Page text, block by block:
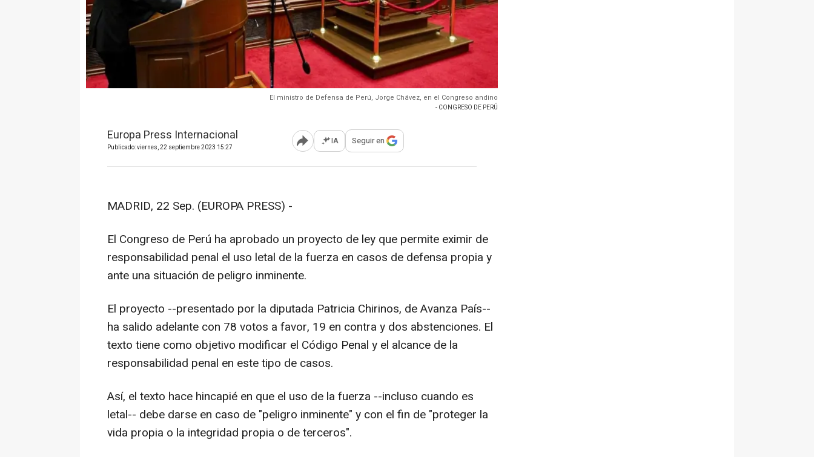
El ministro de Defensa de Perú, Jorge Chávez, en el Congreso andino
- CONGRESO DE PERÚ
Europa Press Internacional
Publicado: viernes, 22 septiembre 2023 15:27 Abrir opciones para compartir
IA Seguir en
MADRID, 22 Sep. (EUROPA PRESS) -
El Congreso de Perú ha aprobado un proyecto de ley que permite eximir de
responsabilidad penal el uso letal de la fuerza en casos de defensa propia y
ante una situación de peligro inminente.
El proyecto --presentado por la diputada Patricia Chirinos, de Avanza País--
ha salido adelante con 78 votos a favor, 19 en contra y dos abstenciones. El
texto tiene como objetivo modificar el Código Penal y el alcance de la
responsabilidad penal en este tipo de casos.
Así, el texto hace hincapié en que el uso de la fuerza --incluso cuando es
letal-- debe darse en caso de "peligro inminente" y con el fin de "proteger la
vida propia o la integridad propia o de terceros".